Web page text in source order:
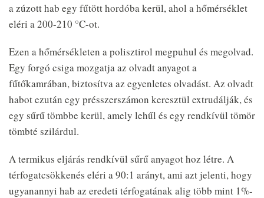
a zúzott hab egy fűtött hordóba kerül, ahol a hőmérséklet
eléri a 200-210 °C-ot.
Ezen a hőmérsékleten a polisztirol megpuhul és megolvad.
Egy forgó csiga mozgatja az olvadt anyagot a
fűtőkamrában, biztosítva az egyenletes olvadást. Az olvadt
habot ezután egy présszerszámon keresztül extrudálják, és
egy sűrű tömbbe kerül, amely lehűl és egy rendkívül tömör
tömbté szilárdul.
A termikus eljárás rendkívül sűrű anyagot hoz létre. A
térfogatcsökkenés eléri a 90:1 arányt, ami azt jelenti, hogy
ugyanannyi hab az eredeti térfogatának alig több mint 1%-